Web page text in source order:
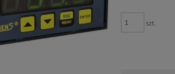
szt.